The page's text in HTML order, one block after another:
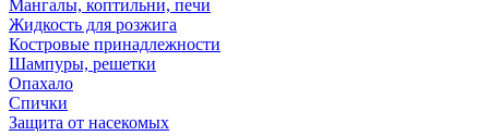
Мангалы, коптильни, печи
Жидкость для розжига
Костровые принадлежности
Шампуры, решетки
Опахало
Спички
Защита от насекомых